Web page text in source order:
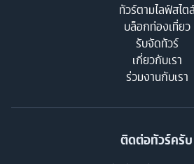
ทัวร์ตามไลฟ์สไต
บล็อกท่องเที่ยว
รับจัดทัวร์
เกี่ยวกับเรา
ร่วมงานกับเรา
ติดต่อทัวร์ครับ